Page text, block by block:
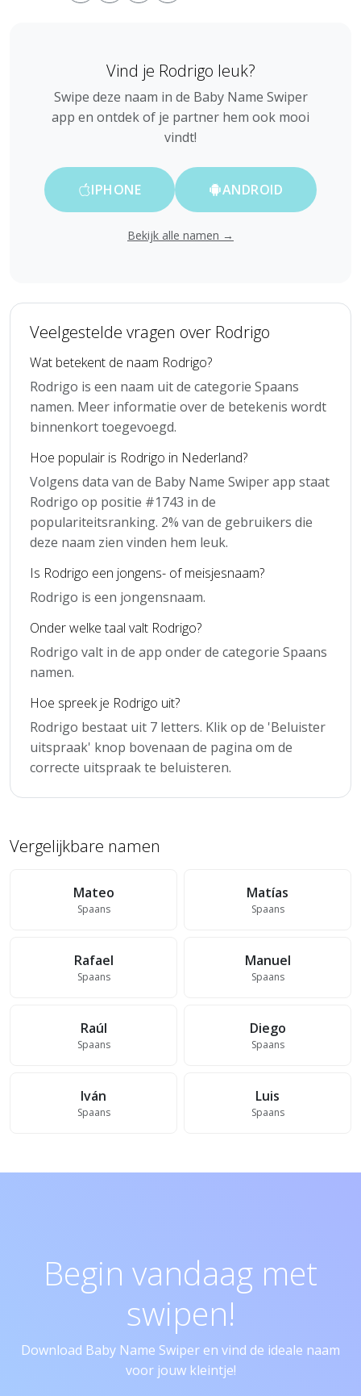
Vind je Rodrigo leuk?
Swipe deze naam in de Baby Name Swiper
app en ontdek of je partner hem ook mooi
vindt!
IPHONE ANDROID
Bekijk alle namen →
Veelgestelde vragen over Rodrigo
Wat betekent de naam Rodrigo?
Rodrigo is een naam uit de categorie Spaans
namen. Meer informatie over de betekenis wordt
binnenkort toegevoegd.
Hoe populair is Rodrigo in Nederland?
Volgens data van de Baby Name Swiper app staat
Rodrigo op positie #1743 in de
populariteitsranking. 2% van de gebruikers die
deze naam zien vinden hem leuk.
Is Rodrigo een jongens- of meisjesnaam?
Rodrigo is een jongensnaam.
Onder welke taal valt Rodrigo?
Rodrigo valt in de app onder de categorie Spaans
namen.
Hoe spreek je Rodrigo uit?
Rodrigo bestaat uit 7 letters. Klik op de 'Beluister
uitspraak' knop bovenaan de pagina om de
correcte uitspraak te beluisteren.
Vergelijkbare namen
Mateo
Spaans
Matías
Spaans
Rafael
Spaans
Manuel
Spaans
Raúl
Spaans
Diego
Spaans
Iván
Spaans
Luis
Spaans
Begin vandaag met
swipen!
Download Baby Name Swiper en vind de ideale naam
voor jouw kleintje!